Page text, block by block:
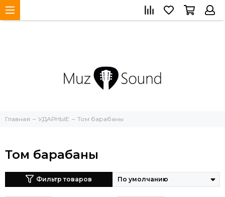
Главная УДАРНЫЕ Том барабаны
Том барабаны
Фильтр товаров